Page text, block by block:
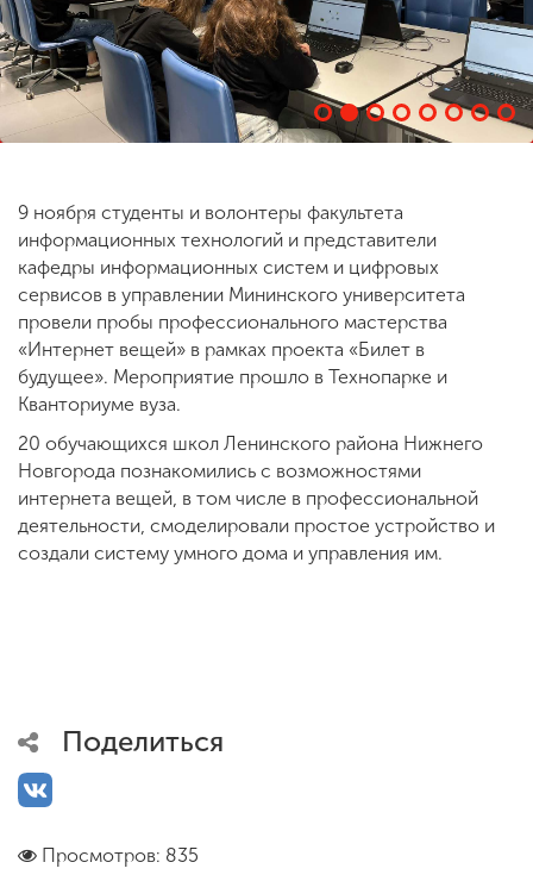
Приемная
комиссия
+7 (831) 262-26-20
9 ноября студенты и волонтеры факультета
информационных технологий и представители
кафедры информационных систем и цифровых
сервисов в управлении Мининского университета
провели пробы профессионального мастерства
«Интернет вещей» в рамках проекта «Билет в
будущее». Мероприятие прошло в Технопарке и
Кванториуме вуза.
20 обучающихся школ Ленинского района Нижнего
Новгорода познакомились с возможностями
интернета вещей, в том числе в профессиональной
деятельности, смоделировали простое устройство и
создали систему умного дома и управления им.
Поделиться
Просмотров: 835